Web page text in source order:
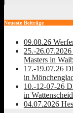
Neueste Beiträge
09.08.26
25.-26.07.2026
Masters in
17.-19.07.26
in
10.-12-07-26
in
04.07.2026